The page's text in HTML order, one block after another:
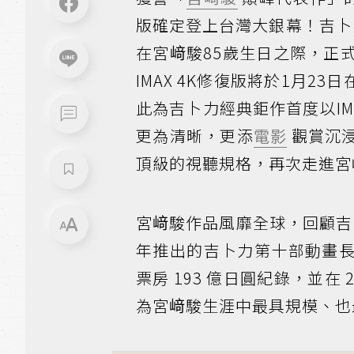
版確定登上台灣大銀幕！吉
在宮﨑駿85歲生日之際，正
IMAX 4K修復版將於1月23
此為吉卜力經典鉅作首度以
更為清晰，更添電影 觀賞沉
頂級的視聽規格，再次走進
宮﨑駿作品風靡全球，回顧
年推出的吉卜力第十部動畫
票房 193 億日圓紀錄，並在
為宮﨑駿生涯中最具規模、